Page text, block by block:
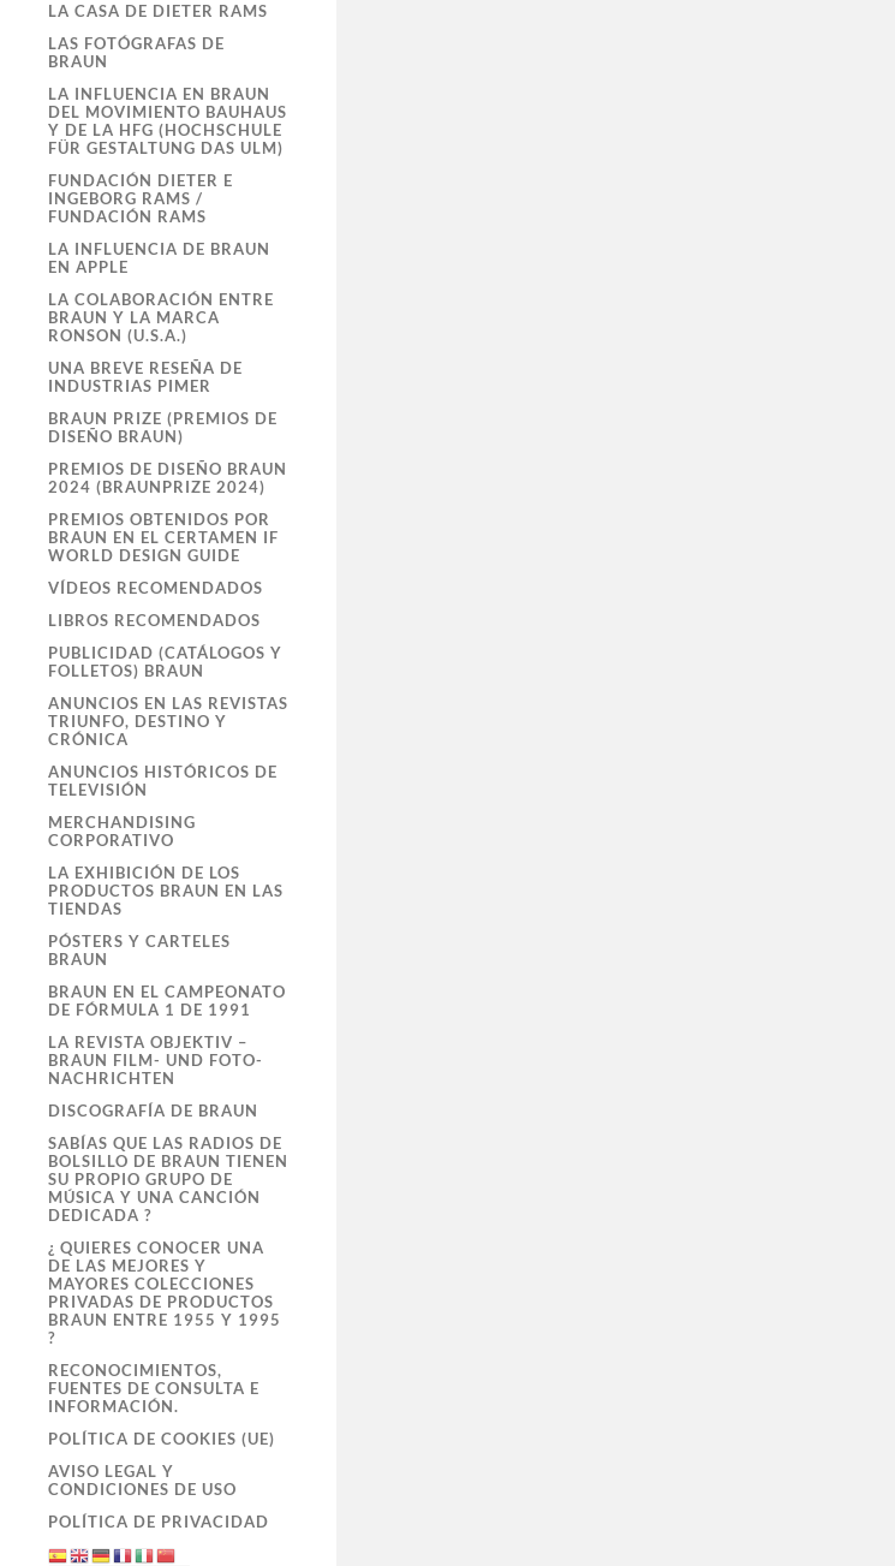
LA CASA DE DIETER RAMS
LAS FOTÓGRAFAS DE
BRAUN
LA INFLUENCIA EN BRAUN
DEL MOVIMIENTO BAUHAUS
Y DE LA HFG (HOCHSCHULE
FÜR GESTALTUNG DAS ULM)
FUNDACIÓN DIETER E
INGEBORG RAMS /
FUNDACIÓN RAMS
LA INFLUENCIA DE BRAUN
EN APPLE
LA COLABORACIÓN ENTRE
BRAUN Y LA MARCA
RONSON (U.S.A.)
UNA BREVE RESEÑA DE
INDUSTRIAS PIMER
BRAUN PRIZE (PREMIOS DE
DISEÑO BRAUN)
PREMIOS DE DISEÑO BRAUN
2024 (BRAUNPRIZE 2024)
PREMIOS OBTENIDOS POR
BRAUN EN EL CERTAMEN IF
WORLD DESIGN GUIDE
VÍDEOS RECOMENDADOS
LIBROS RECOMENDADOS
PUBLICIDAD (CATÁLOGOS Y
FOLLETOS) BRAUN
ANUNCIOS EN LAS REVISTAS
TRIUNFO, DESTINO Y
CRÓNICA
ANUNCIOS HISTÓRICOS DE
TELEVISIÓN
MERCHANDISING
CORPORATIVO
LA EXHIBICIÓN DE LOS
PRODUCTOS BRAUN EN LAS
TIENDAS
PÓSTERS Y CARTELES
BRAUN
BRAUN EN EL CAMPEONATO
DE FÓRMULA 1 DE 1991
LA REVISTA OBJEKTIV –
BRAUN FILM- UND FOTO-
NACHRICHTEN
DISCOGRAFÍA DE BRAUN
SABÍAS QUE LAS RADIOS DE
BOLSILLO DE BRAUN TIENEN
SU PROPIO GRUPO DE
MÚSICA Y UNA CANCIÓN
DEDICADA ?
¿ QUIERES CONOCER UNA
DE LAS MEJORES Y
MAYORES COLECCIONES
PRIVADAS DE PRODUCTOS
BRAUN ENTRE 1955 Y 1995
?
RECONOCIMIENTOS,
FUENTES DE CONSULTA E
INFORMACIÓN.
POLÍTICA DE COOKIES (UE)
AVISO LEGAL Y
CONDICIONES DE USO
POLÍTICA DE PRIVACIDAD